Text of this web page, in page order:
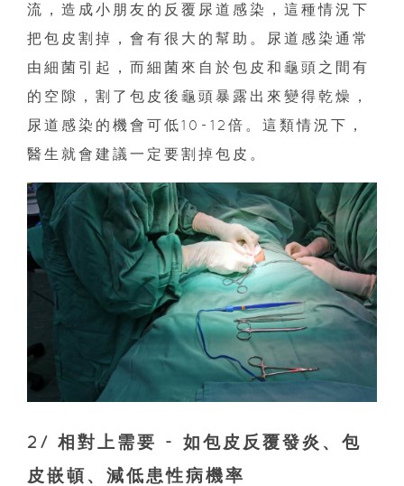
流，造成小朋友的反覆尿道感染，這種情況下
把包皮割掉，會有很大的幫助。尿道感染通常
由細菌引起，而細菌來自於包皮和龜頭之間有
的空隙，割了包皮後龜頭暴露出來變得乾燥，
尿道感染的機會可低10-12倍。這類情況下，
醫生就會建議一定要割掉包皮。
2/ 相對上需要 - 如包皮反覆發炎、包
皮嵌頓、減低患性病機率